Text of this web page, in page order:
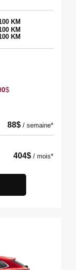
KM
KM
KM
$
88$ / semaine*
404$ / mois*